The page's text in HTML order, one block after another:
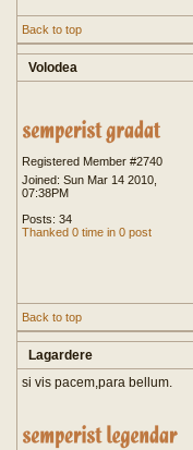
Back to top
Volodea
Registered Member #2740
Joined: Sun Mar 14 2010,
07:38PM
Posts: 34
Thanked 0 time in 0 post
Back to top
Lagardere
si vis pacem,para bellum.